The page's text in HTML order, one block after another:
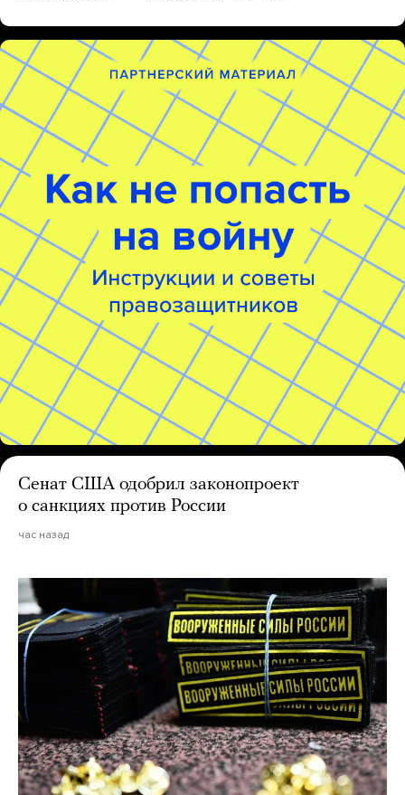
Сенат США одобрил законопроект
о санкциях против России
час назад